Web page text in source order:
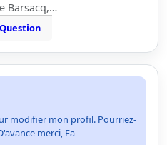
Barsacq,…
modifier mon profil. Pourriez-
merci, Fa